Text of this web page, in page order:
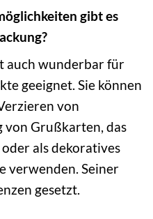
gibt es
auch wunderbar für
geeignet. Sie können
von
von Grußkarten, das
als dekoratives
verwenden. Seiner
gesetzt.